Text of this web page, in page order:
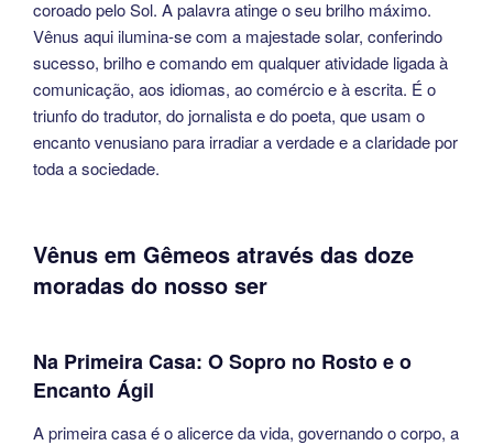
coroado pelo Sol. A palavra atinge o seu brilho máximo.
Vênus aqui ilumina-se com a majestade solar, conferindo
sucesso, brilho e comando em qualquer atividade ligada à
comunicação, aos idiomas, ao comércio e à escrita. É o
triunfo do tradutor, do jornalista e do poeta, que usam o
encanto venusiano para irradiar a verdade e a claridade por
toda a sociedade.
Vênus em Gêmeos através das doze
moradas do nosso ser
Na Primeira Casa: O Sopro no Rosto e o
Encanto Ágil
A primeira casa é o alicerce da vida, governando o corpo, a